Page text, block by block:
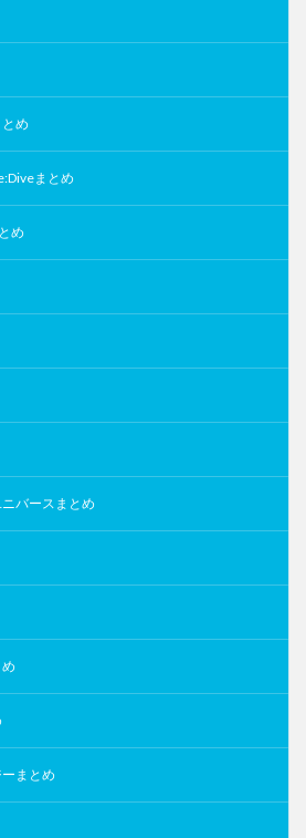
め
まとめ
め
バースまとめ
まとめ